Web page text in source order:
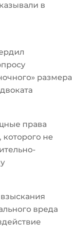
в
размера
права
не
вреда